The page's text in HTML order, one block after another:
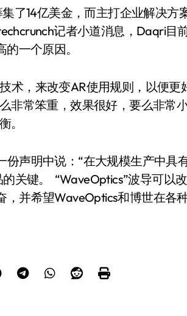
了14亿美金，而主打企业解决方
记者小道消息，Daqri目
一个原因。
术，来改变AR使用规则，以便更
非常笨重，效果很好，要么非常
。
声明中说：“在大规模生产中具
关键。 “WaveOptics”波导可以
并希望WaveOptics和博世在各